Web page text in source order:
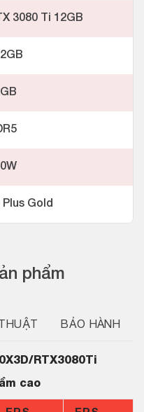
phẩm
BẢO HÀNH
RTX3080Ti
cao
3080 Ti 12GB
Plus Gold